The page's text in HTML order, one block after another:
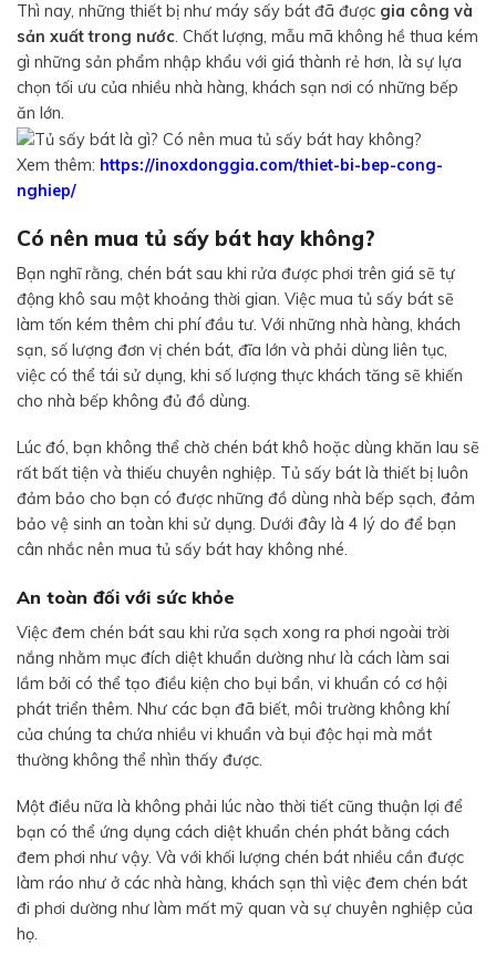
Thì nay, những thiết bị như máy sấy bát đã được gia công và
sản xuất trong nước. Chất lượng, mẫu mã không hề thua kém
gì những sản phẩm nhập khẩu với giá thành rẻ hơn, là sự lựa
chọn tối ưu của nhiều nhà hàng, khách sạn nơi có những bếp
ăn lớn.
Xem thêm: https://inoxdonggia.com/thiet-bi-bep-cong-
nghiep/
Có nên mua tủ sấy bát hay không?
Bạn nghĩ rằng, chén bát sau khi rửa được phơi trên giá sẽ tự
động khô sau một khoảng thời gian. Việc mua tủ sấy bát sẽ
làm tốn kém thêm chi phí đầu tư. Với những nhà hàng, khách
sạn, số lượng đơn vị chén bát, đĩa lớn và phải dùng liên tục,
việc có thể tái sử dụng, khi số lượng thực khách tăng sẽ khiến
cho nhà bếp không đủ đồ dùng.
Lúc đó, bạn không thể chờ chén bát khô hoặc dùng khăn lau sẽ
rất bất tiện và thiếu chuyên nghiệp. Tủ sấy bát là thiết bị luôn
đảm bảo cho bạn có được những đồ dùng nhà bếp sạch, đảm
bảo vệ sinh an toàn khi sử dụng. Dưới đây là 4 lý do để bạn
cân nhắc nên mua tủ sấy bát hay không nhé.
An toàn đối với sức khỏe
Việc đem chén bát sau khi rửa sạch xong ra phơi ngoài trời
nắng nhằm mục đích diệt khuẩn dường như là cách làm sai
lầm bởi có thể tạo điều kiện cho bụi bẩn, vi khuẩn có cơ hội
phát triển thêm. Như các bạn đã biết, môi trường không khí
của chúng ta chứa nhiều vi khuẩn và bụi độc hại mà mắt
thường không thể nhìn thấy được.
Một điều nữa là không phải lúc nào thời tiết cũng thuận lợi để
bạn có thể ứng dụng cách diệt khuẩn chén phát bằng cách
đem phơi như vậy. Và với khối lượng chén bát nhiều cần được
làm ráo như ở các nhà hàng, khách sạn thì việc đem chén bát
đi phơi dường như làm mất mỹ quan và sự chuyên nghiệp của
họ.